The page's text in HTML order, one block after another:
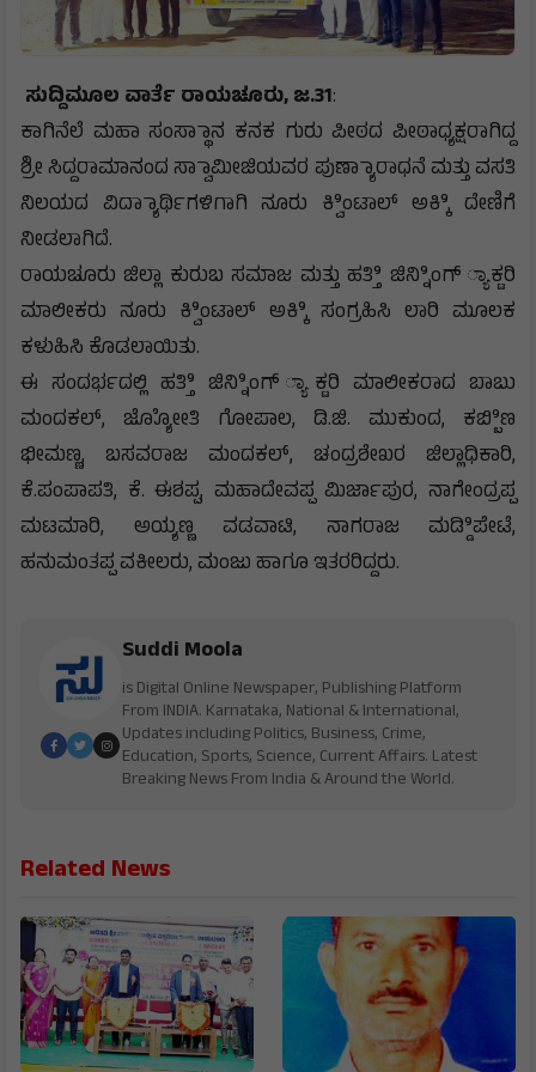
ಸುದ್ದಿಮೂಲ ವಾರ್ತೆ ರಾಯಚೂರು, ಜ.31:
ಕಾಗಿನೆಲೆ ಮಹಾ ಸಂಸ್ಥಾಾನ ಕನಕ ಗುರು ಪೀಠದ ಪೀಠಾಧ್ಯಕ್ಷರಾಗಿದ್ದ
ಶ್ರೀ ಸಿದ್ದರಾಮಾನಂದ ಸ್ವಾಾಮೀಜಿಯವರ ಪುಣ್ಯಾಾರಾಧನೆ ಮತ್ತು ವಸತಿ
ನಿಲಯದ ವಿದ್ಯಾಾರ್ಥಿಗಳಿಗಾಗಿ ನೂರು ಕ್ವಿಿಂಟಾಲ್ ಅಕ್ಕಿಿ ದೇಣಿಗೆ
ನೀಡಲಾಗಿದೆ.
ರಾಯಚೂರು ಜಿಲ್ಲಾ ಕುರುಬ ಸಮಾಜ ಮತ್ತು ಹತ್ತಿಿ ಜಿನ್ನಿಿಂಗ್ ್ಯಾಕ್ಟರಿ
ಮಾಲೀಕರು ನೂರು ಕ್ವಿಿಂಟಾಲ್ ಅಕ್ಕಿಿ ಸಂಗ್ರಹಿಸಿ ಲಾರಿ ಮೂಲಕ
ಕಳುಹಿಸಿ ಕೊಡಲಾಯಿತು.
ಈ ಸಂದರ್ಭದಲ್ಲಿ ಹತ್ತಿಿ ಜಿನ್ನಿಿಂಗ್ ್ಯಾಕ್ಟರಿ ಮಾಲೀಕರಾದ ಬಾಬು
ಮಂದಕಲ್, ಜ್ಯೋೋತಿ ಗೋಪಾಲ, ಡಿ.ಜಿ. ಮುಕುಂದ, ಕಬ್ಬಿಿಣ
ಭೀಮಣ್ಣ, ಬಸವರಾಜ ಮಂದಕಲ್, ಚಂದ್ರಶೇಖರ ಜಿಲ್ಲಾಧಿಕಾರಿ,
ಕೆ.ಪಂಪಾಪತಿ, ಕೆ. ಈಶಪ್ಪ, ಮಹಾದೇವಪ್ಪ ಮಿರ್ಜಾಪುರ, ನಾಗೇಂದ್ರಪ್ಪ
ಮಟಮಾರಿ, ಅಯ್ಯಣ್ಣ ವಡವಾಟಿ, ನಾಗರಾಜ ಮಡ್ಡಿಿಪೇಟೆ,
ಹನುಮಂತಪ್ಪ ವಕೀಲರು, ಮಂಜು ಹಾಗೂ ಇತರರಿದ್ದರು.
Suddi Moola
is Digital Online Newspaper, Publishing Platform
From INDIA. Karnataka, National & International,
Updates including Politics, Business, Crime,
Education, Sports, Science, Current Affairs. Latest
Breaking News From India & Around the World.
Related News